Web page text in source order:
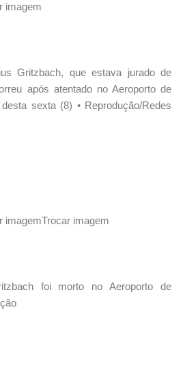
imagem
Gritzbach, que estava jurado de
após atentado no Aeroporto de
sexta (8) • Reprodução/Redes
imagemTrocar imagem
foi morto no Aeroporto de